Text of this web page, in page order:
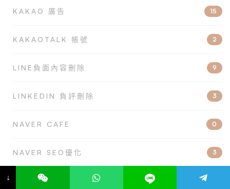
KAKAO 廣告 15
KAKAOTALK 帳號 2
LINE負面內容刪除 9
LINKEDIN 負評刪除 3
NAVER CAFE 0
NAVER SEO優化 3
NAVER 廣告
↓